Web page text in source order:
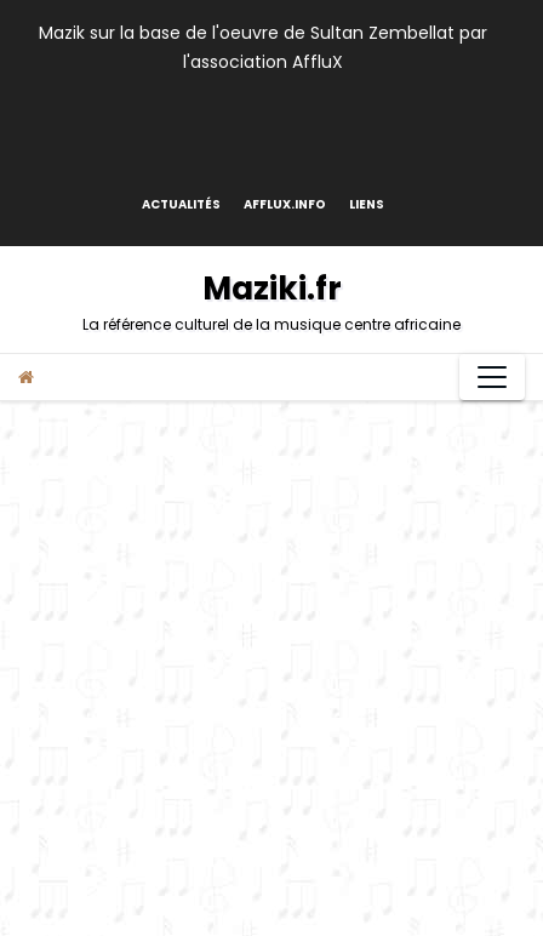
Mazik sur la base de l'oeuvre de Sultan Zembellat par
l'association AffluX
ACTUALITÉS AFFLUX.INFO LIENS
Maziki.fr
La référence culturel de la musique centre africaine